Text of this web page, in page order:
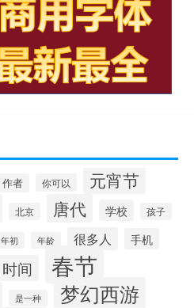
作者 你可以 元宵节
北京 唐代 学校 孩子
年初 年龄 很多人 手机
时间 春节
是一种 梦幻西游